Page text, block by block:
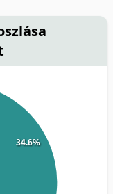
34.6%